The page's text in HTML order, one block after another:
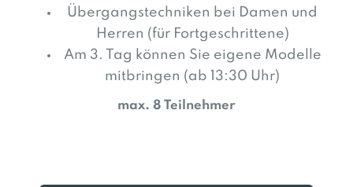
Übergangstechniken bei Damen und
Herren (für Fortgeschrittene)
Am 3. Tag können Sie eigene Modelle
mitbringen (ab 13:30 Uhr)
max. 8 Teilnehmer